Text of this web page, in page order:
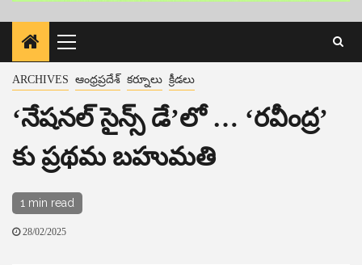
Primary
Menu
ARCHIVES ఆంధ్రప్రదేశ్ కర్నూలు క్రీడలు
‘నేషనల్​ సైన్స్​ డే’లో … ‘రవీంద్ర’
కు ప్రథమ బహుమతి
1 min read
28/02/2025